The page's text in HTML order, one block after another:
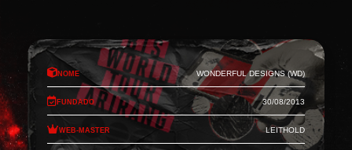
Nome Wonderful Designs (WD)
Fundado 30/08/2013
Web-Master Leithold